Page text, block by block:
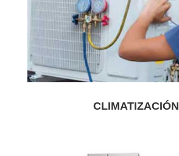
CLIMATIZACIÓN